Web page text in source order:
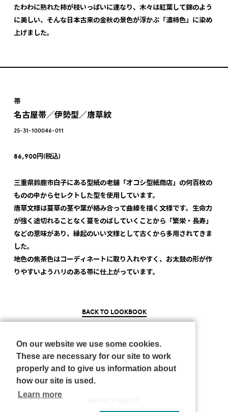
たわわに熟れた柿が枝いっぱいに連なり、木々は紅葉して錦のよう
に美しい、そんな日本古来の金秋の景色が浮かぶ「濃柿色」に染め
上げました。
帯
名古屋帯／伊勢型／唐草紋
25-31-100046-011
86,900円(税込)
三重県鈴鹿市白子にある型紙の老舗「オコシ型紙商店」の何百枚の
ものの中からセレクトした型を使用しています。
唐草文様は蔓草の茎や葉が絡み合って曲線を描く文様です。生命力
が強く途切れることなく蔓をのばしていくことから「繁栄・長寿」
などの意味があり、縁起のいい文様として古くから多用されてきま
した。
地色の焦茶色はコーディネートに取り入れやすく、お太鼓の形が作
りやすいようハリのある帯に仕上がっています。
BACK TO LOOKBOOK
On our website we use some cookies.
These are necessary for our site to work
properly and to give us information about
how our site is used.
Learn more